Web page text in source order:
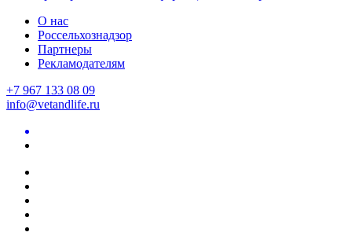
О нас
Россельхознадзор
Партнеры
Рекламодателям
+7 967 133 08 09
info@vetandlife.ru